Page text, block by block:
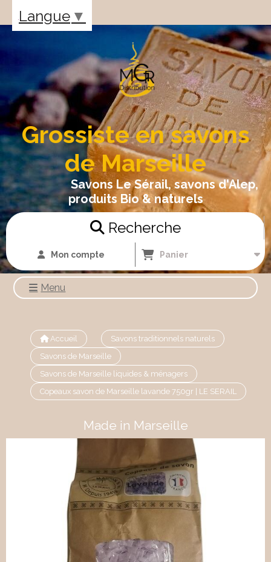
Grossiste en savons
de Marseille
Savons Le Sérail, savons d'Alep,
produits Bio & naturels
Recherche
Mon compte Panier
Menu
Accueil
Savons traditionnels naturels
Savons de Marseille
Savons de Marseille liquides & ménagers
Copeaux savon de Marseille lavande 750gr | LE SERAIL
Made in Marseille
Langue ▼